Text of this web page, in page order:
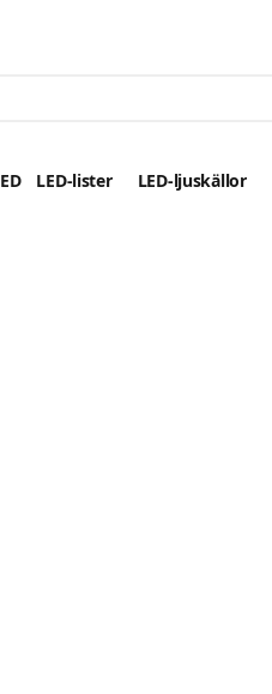
LED-lister LED-ljuskällor